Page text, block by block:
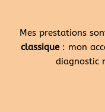
Mes prestations
classique : mon
diagnostic